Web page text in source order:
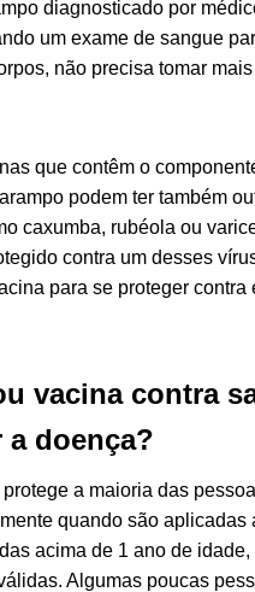
diagnosticado por
um exame de sangue
não precisa tomar
que contêm o
podem ter também
caxumba, rubéola ou
contra um desses
para se proteger contra
vacina contra
a doença?
a maioria das
quando são aplicadas
acima de 1 ano de idade,
. Algumas poucas